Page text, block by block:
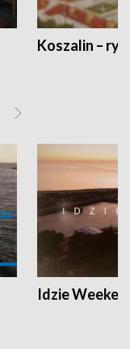
Koszalin –
Idzie